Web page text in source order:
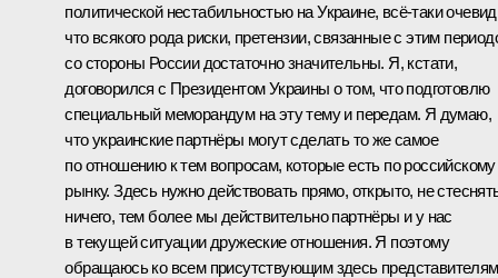
политической нестабильностью на Украине, всё‑таки
что всякого рода риски, претензии, связанные с этим
со стороны России достаточно значительны. Я, кстати,
договорился с Президентом Украины о том, что подготовлю
специальный меморандум на эту тему и передам. Я думаю,
что украинские партнёры могут сделать то же самое
по отношению к тем вопросам, которые есть по российскому
рынку. Здесь нужно действовать прямо, открыто, не
ничего, тем более мы действительно партнёры и у нас
в текущей ситуации дружеские отношения. Я поэтому
обращаюсь ко всем присутствующим здесь представителям